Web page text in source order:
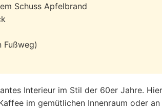
Schuss Apfelbrand
Fußweg)
Interieur im Stil der 60er Jahre.
im gemütlichen Innenraum oder